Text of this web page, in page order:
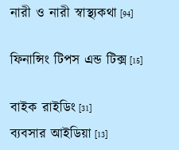
নারী ও নারী স্বাস্থ্যকথা [94]
ফিনান্সিং টিপস এন্ড টিক্স [15]
বাইক রাইডিং [31]
ব্যবসার আইডিয়া [13]